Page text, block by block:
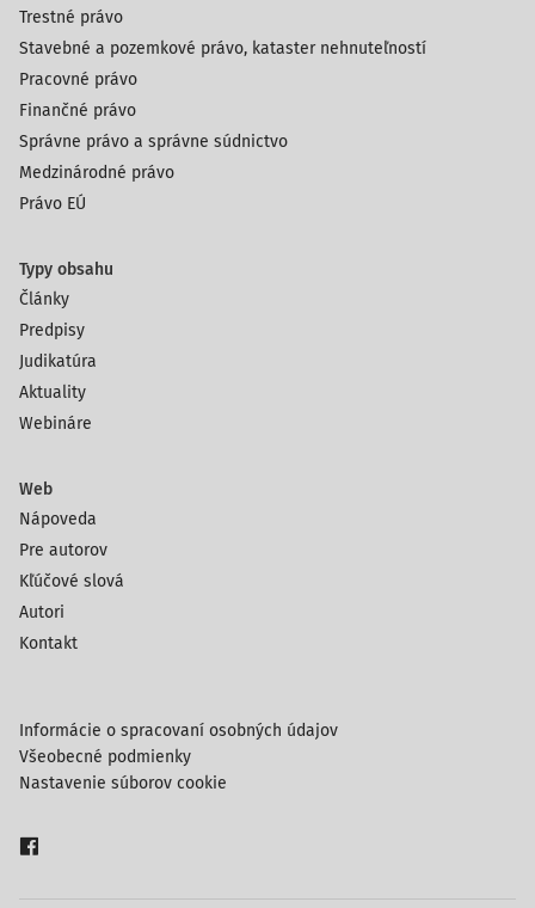
Trestné právo
Stavebné a pozemkové právo, kataster nehnuteľností
Pracovné právo
Finančné právo
Správne právo a správne súdnictvo
Medzinárodné právo
Právo EÚ
Typy obsahu
Články
Predpisy
Judikatúra
Aktuality
Webináre
Web
Nápoveda
Pre autorov
Kľúčové slová
Autori
Kontakt
Informácie o spracovaní osobných údajov
Všeobecné podmienky
Nastavenie súborov cookie